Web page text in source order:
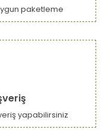
paketleme
yapabilirsiniz